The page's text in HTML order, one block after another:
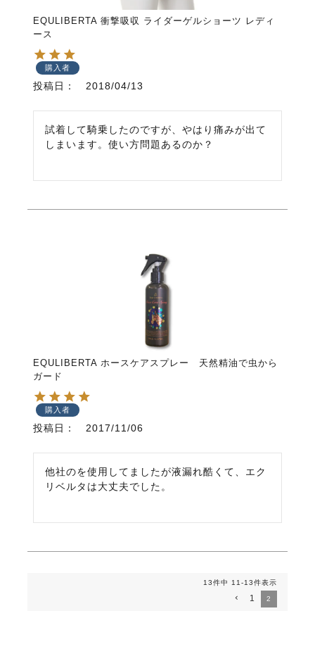
EQULIBERTA 衝撃吸収 ライダーゲルショーツ レディ
ース
購入者
投稿日 2018/04/13
試着して騎乗したのですが、やはり痛みが出て
しまいます。使い方問題あるのか？
EQULIBERTA ホースケアスプレー 天然精油で虫から
ガード
購入者
投稿日 2017/11/06
他社のを使用してましたが液漏れ酷くて、エク
リベルタは大丈夫でした。
13件中 11-13件表示
1 2